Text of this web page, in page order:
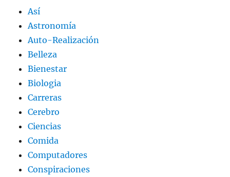
Así
Astronomía
Auto-Realización
Belleza
Bienestar
Biologia
Carreras
Cerebro
Ciencias
Comida
Computadores
Conspiraciones